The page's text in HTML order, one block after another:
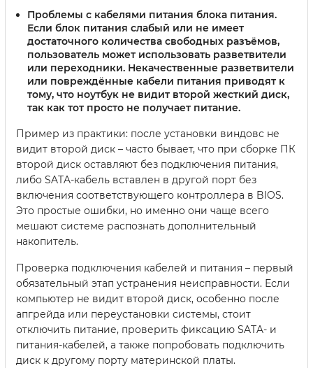
Проблемы с кабелями питания блока питания.
Если блок питания слабый или не имеет
достаточного количества свободных разъёмов,
пользователь может использовать разветвители
или переходники. Некачественные разветвители
или повреждённые кабели питания приводят к
тому, что ноутбук не видит второй жесткий диск,
так как тот просто не получает питание.
Пример из практики: после установки виндовс не
видит второй диск – часто бывает, что при сборке ПК
второй диск оставляют без подключения питания,
либо SATA-кабель вставлен в другой порт без
включения соответствующего контроллера в BIOS.
Это простые ошибки, но именно они чаще всего
мешают системе распознать дополнительный
накопитель.
Проверка подключения кабелей и питания – первый
обязательный этап устранения неисправности. Если
компьютер не видит второй диск, особенно после
апгрейда или переустановки системы, стоит
отключить питание, проверить фиксацию SATA- и
питания-кабелей, а также попробовать подключить
диск к другому порту материнской платы.